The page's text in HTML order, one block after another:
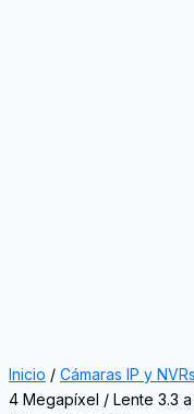
Inicio / Cámaras IP y NVRs
4 Megapíxel / Lente 3.3 a